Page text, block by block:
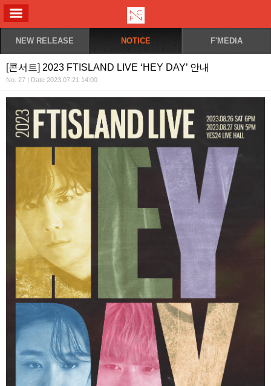
NEW RELEASE NOTICE F'MEDIA
[콘서트] 2023 FTISLAND LIVE ‘HEY DAY’ 안내
No. 27 | Date 2023.07.21 14:00